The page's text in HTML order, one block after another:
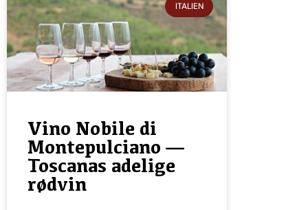
ITALIEN
Vino Nobile di
Montepulciano —
Toscanas adelige
rødvin